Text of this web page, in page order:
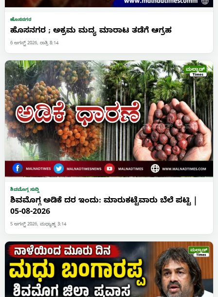
ಹೊಸನಗರ
ಹೊಸನಗರ ; ಅಕ್ರಮ ಮದ್ಯ ಮಾರಾಟ ತಡೆಗೆ ಆಗ್ರಹ
6 ಆಗಸ್ಟ್ 2026, ರಾತ್ರಿ 8:14
ಶಿವಮೊಗ್ಗ ಸುದ್ದಿ
ಶಿವಮೊಗ್ಗ ಅಡಿಕೆ ದರ ಇಂದು: ಮಾರುಕಟ್ಟೆವಾರು ಬೆಲೆ ಪಟ್ಟಿ |
05-08-2026
5 ಆಗಸ್ಟ್ 2026, ಮಧ್ಯಾಹ್ನ 3:14